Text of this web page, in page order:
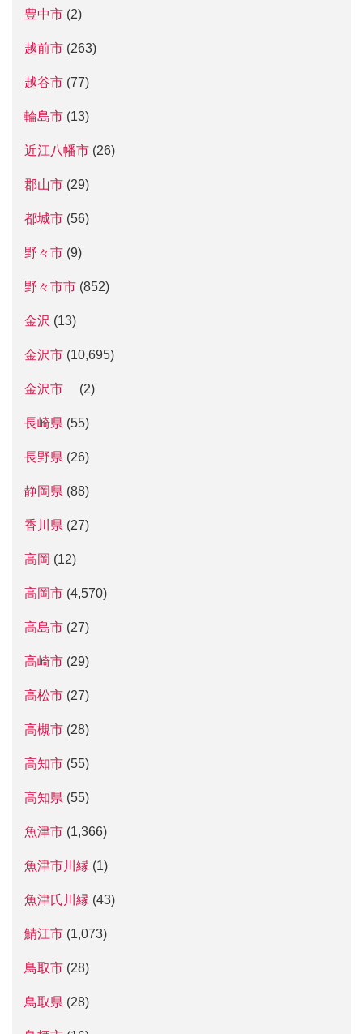
豊中市 (2)
越前市 (263)
越谷市 (77)
輪島市 (13)
近江八幡市 (26)
郡山市 (29)
都城市 (56)
野々市 (9)
野々市市 (852)
金沢 (13)
金沢市 (10,695)
金沢市 (2)
長崎県 (55)
長野県 (26)
静岡県 (88)
香川県 (27)
高岡 (12)
高岡市 (4,570)
高島市 (27)
高崎市 (29)
高松市 (27)
高槻市 (28)
高知市 (55)
高知県 (55)
魚津市 (1,366)
魚津市川縁 (1)
魚津氏川縁 (43)
鯖江市 (1,073)
鳥取市 (28)
鳥取県 (28)